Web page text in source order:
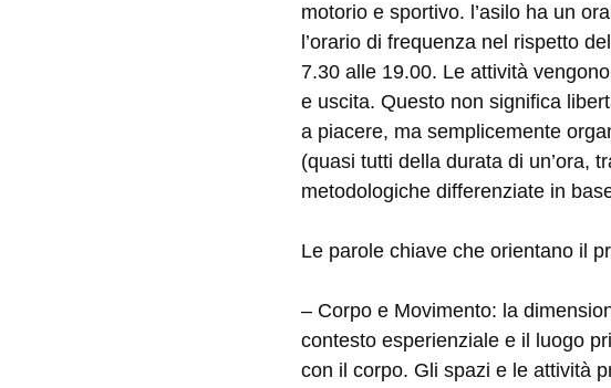
motorio e sportivo. l’asilo ha un
l’orario di frequenza nel rispetto
7.30 alle 19.00. Le attività
e uscita. Questo non significa
a piacere, ma semplicemente
(quasi tutti della durata di un’ora,
metodologiche differenziate in
Le parole chiave che orientano il
– Corpo e Movimento: la
contesto esperienziale e il luogo
con il corpo. Gli spazi e le attività